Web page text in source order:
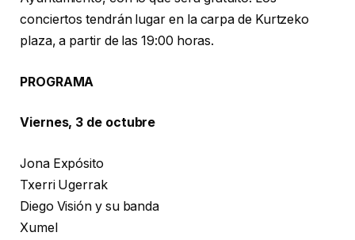
conciertos tendrán lugar en la carpa de Kurtzeko
plaza, a partir de las 19:00 horas.
PROGRAMA
Viernes, 3 de octubre
Jona Expósito
Txerri Ugerrak
Diego Visión y su banda
Xumel